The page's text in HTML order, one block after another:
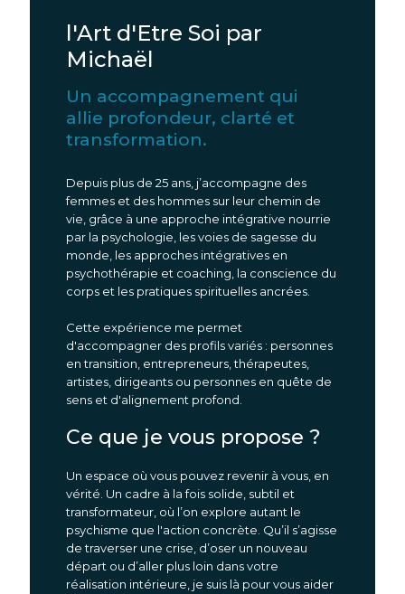
l'Art d'Etre Soi par
Michaël
Un accompagnement qui
allie profondeur, clarté et
transformation.
Depuis plus de 25 ans, j’accompagne des
femmes et des hommes sur leur chemin de
vie, grâce à une approche intégrative nourrie
par la psychologie, les voies de sagesse du
monde, les approches intégratives en
psychothérapie et coaching, la conscience du
corps et les pratiques spirituelles ancrées.
Cette expérience me permet
d'accompagner des profils variés : personnes
en transition, entrepreneurs, thérapeutes,
artistes, dirigeants ou personnes en quête de
sens et d'alignement profond.
Ce que je vous propose ?
Un espace où vous pouvez revenir à vous, en
vérité. Un cadre à la fois solide, subtil et
transformateur, où l’on explore autant le
psychisme que l'action concrète. Qu’il s’agisse
de traverser une crise, d’oser un nouveau
départ ou d’aller plus loin dans votre
réalisation intérieure, je suis là pour vous aider